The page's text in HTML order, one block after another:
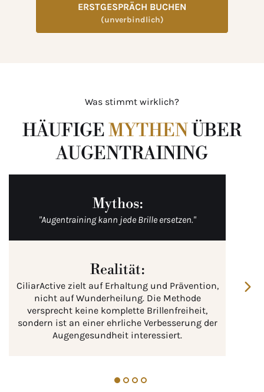
ERSTGESPRÄCH BUCHEN
(unverbindlich)
Was stimmt wirklich?
HÄUFIGEMYTHENÜBER
AUGENTRAINING
Mythos:
"Augentraining kann jede Brille ersetzen."
Realität:
CiliarActive zielt auf Erhaltung und Prävention,
nicht auf Wunderheilung. Die Methode
versprecht keine komplette Brillenfreiheit,
sondern ist an einer ehrliche Verbesserung der
Augengesundheit interessiert.